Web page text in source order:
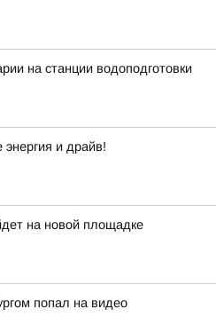
на станции водоподготовки
и драйв!
на новой площадке
попал на видео